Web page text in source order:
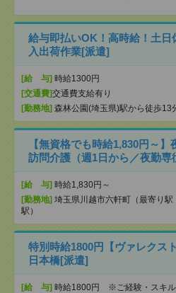
給与即払いOK！高時給！土日
入出荷作業[派遣]
[給 与] 時給1300円
[交通費]交通費支給有り
[勤務地] 森林公園(埼玉県)駅から徒歩13
【無資格でも時給1,830円～
訪問介護（週1日から／夜勤
[給 与] 時給1,830円～
[勤務地] 埼玉県川越市六軒町（最寄り駅
駅）
特別時給1800円【ヴァレクス
日本橋[派遣]
[給 与] 時給1800円 ※ご経験・スキル